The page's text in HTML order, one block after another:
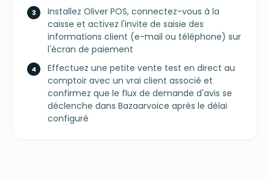
Installez Oliver POS, connectez-vous à la
caisse et activez l'invite de saisie des
informations client (e-mail ou téléphone) sur
l'écran de paiement
Effectuez une petite vente test en direct au
comptoir avec un vrai client associé et
confirmez que le flux de demande d'avis se
déclenche dans Bazaarvoice après le délai
configuré